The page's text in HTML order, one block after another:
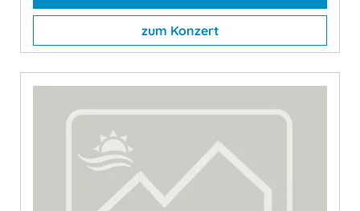
zum Konzert